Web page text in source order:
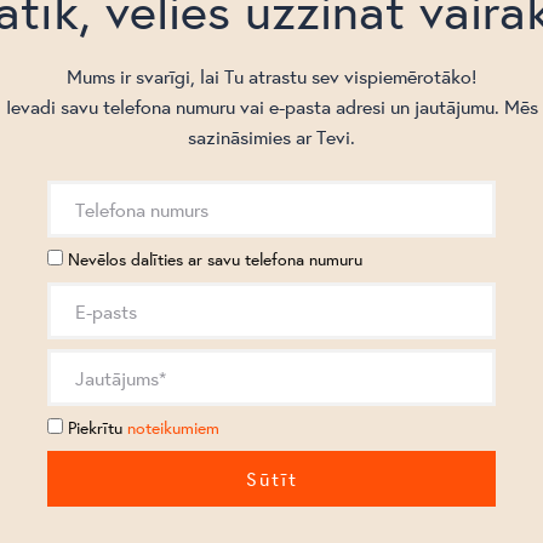
Mums ir svarīgi, lai Tu atrastu sev vispiemērotāko!
Ievadi savu telefona numuru vai e-pasta adresi un jautājumu. Mēs
sazināsimies ar Tevi.
Nevēlos dalīties ar savu telefona numuru
Piekrītu noteikumiem